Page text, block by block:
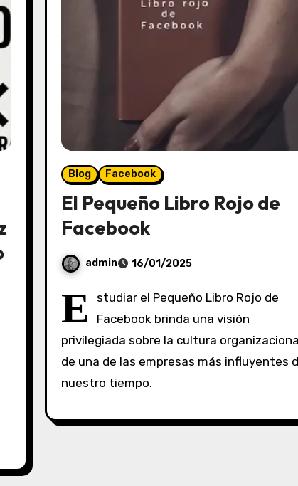
Blog Facebook
El Pequeño Libro Rojo de
Facebook
admin 16/01/2025
n
c
o
t
E
studiar el Pequeño Libro Rojo de
Facebook brinda una visión
privilegiada sobre la cultura
de una de las empresas más influyentes
nuestro tiempo.